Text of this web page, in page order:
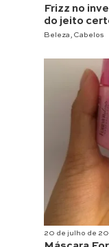
Frizz no
do jeito
Beleza , Cabelos
20 de julho de